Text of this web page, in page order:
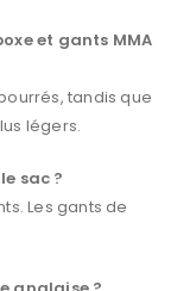
et gants MMA
tandis que
légers.
sac ?
Les gants de